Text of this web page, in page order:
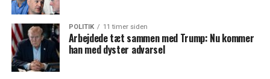
POLITIK 11 timer siden
Arbejdede tæt sammen med Trump: Nu kommer
han med dyster advarsel